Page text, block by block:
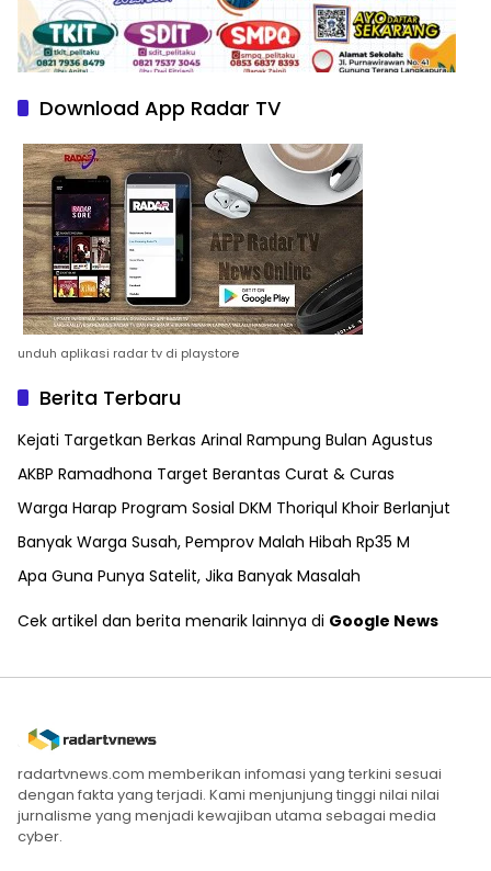
Download App Radar TV
unduh aplikasi radar tv di playstore
Berita Terbaru
Kejati Targetkan Berkas Arinal Rampung Bulan Agustus
AKBP Ramadhona Target Berantas Curat & Curas
Warga Harap Program Sosial DKM Thoriqul Khoir Berlanjut
Banyak Warga Susah, Pemprov Malah Hibah Rp35 M
Apa Guna Punya Satelit, Jika Banyak Masalah
Cek artikel dan berita menarik lainnya di Google News
radartvnews.com memberikan infomasi yang terkini sesuai
dengan fakta yang terjadi. Kami menjunjung tinggi nilai nilai
jurnalisme yang menjadi kewajiban utama sebagai media
cyber.